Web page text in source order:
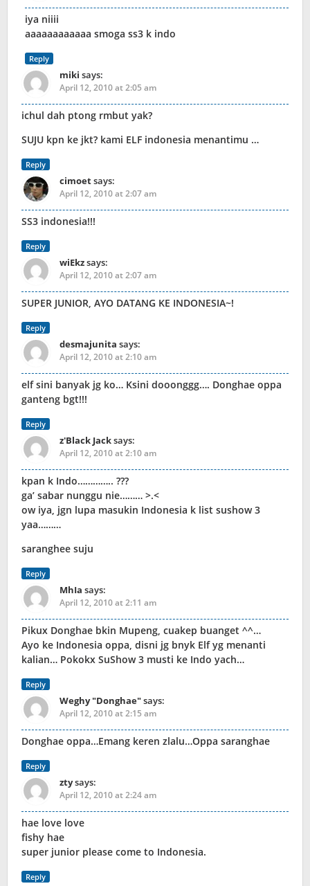
iya niiii
aaaaaaaaaaaa smoga ss3 k indo
Reply
miki says:
April 12, 2010 at 2:05 am
ichul dah ptong rmbut yak?
SUJU kpn ke jkt? kami ELF indonesia menantimu …
Reply
cimoetsays:
April 12, 2010 at 2:07 am
SS3 indonesia!!!
Reply
wiEkzsays:
April 12, 2010 at 2:07 am
SUPER JUNIOR, AYO DATANG KE INDONESIA~!
Reply
desmajunita says:
April 12, 2010 at 2:10 am
elf sini banyak jg ko… Ksini dooonggg…. Donghae oppa
ganteng bgt!!!
Reply
z'Black Jacksays:
April 12, 2010 at 2:10 am
kpan k Indo………….. ???
ga’ sabar nunggu nie……… >.<
ow iya, jgn lupa masukin Indonesia k list sushow 3
yaa………
saranghee suju
Reply
MhIa says:
April 12, 2010 at 2:11 am
Pikux Donghae bkin Mupeng, cuakep buanget ^^…
Ayo ke Indonesia oppa, disni jg bnyk Elf yg menanti
kalian… Pokokx SuShow 3 musti ke Indo yach…
Reply
Weghy "Donghae"says:
April 12, 2010 at 2:15 am
Donghae oppa…Emang keren zlalu…Oppa saranghae
Reply
ztysays:
April 12, 2010 at 2:24 am
hae love love
fishy hae
super junior please come to Indonesia.
Reply